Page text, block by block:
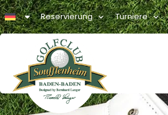
Reservierung Turniere